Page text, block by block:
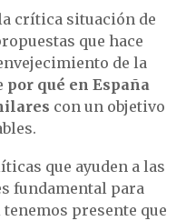
crítica situación de
que hace
de la
por qué en España
con un objetivo
que ayuden a las
fundamental para
presente que